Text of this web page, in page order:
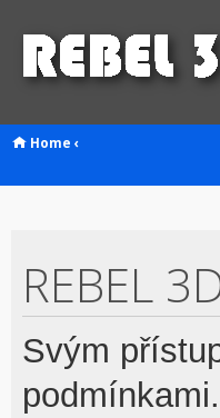
Home ‹
REBEL
Svým